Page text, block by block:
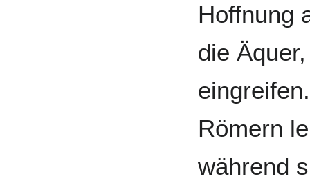
Hoffnung
die
Römern
während